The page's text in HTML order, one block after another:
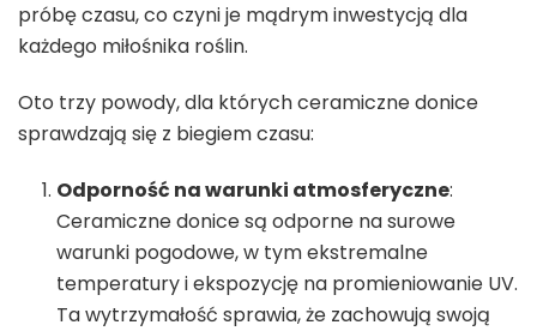
próbę czasu, co czyni je mądrym inwestycją dla
każdego miłośnika roślin.
Oto trzy powody, dla których ceramiczne donice
sprawdzają się z biegiem czasu:
Odporność na warunki atmosferyczne:
Ceramiczne donice są odporne na surowe
warunki pogodowe, w tym ekstremalne
temperatury i ekspozycję na promieniowanie UV.
Ta wytrzymałość sprawia, że zachowują swoją